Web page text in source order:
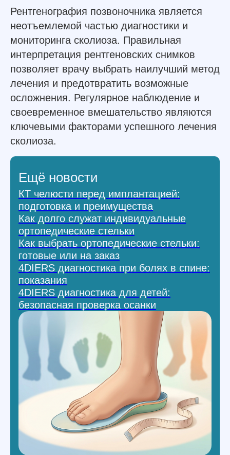
Рентгенография позвоночника является
неотъемлемой частью диагностики и
мониторинга сколиоза. Правильная
интерпретация рентгеновских снимков
позволяет врачу выбрать наилучший метод
лечения и предотвратить возможные
осложнения. Регулярное наблюдение и
своевременное вмешательство являются
ключевыми факторами успешного лечения
сколиоза.
Ещё новости
КТ челюсти перед имплантацией:
подготовка и преимущества
Как долго служат индивидуальные
ортопедические стельки
Как выбрать ортопедические стельки:
готовые или на заказ
4DIERS диагностика при болях в спине:
показания
4DIERS диагностика для детей:
безопасная проверка осанки